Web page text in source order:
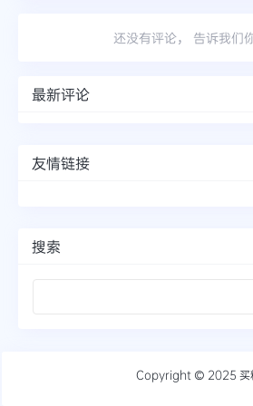
还没有评论， 告诉我们
最新评论
友情链接
搜索
Copyright © 2025 买